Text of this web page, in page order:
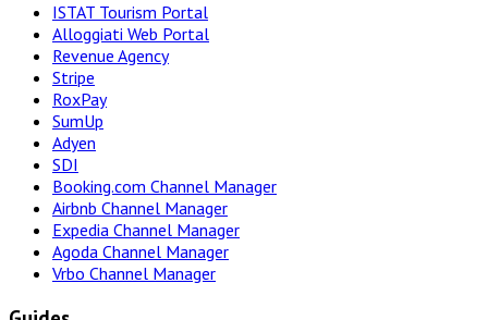
ISTAT Tourism Portal
Alloggiati Web Portal
Revenue Agency
Stripe
RoxPay
SumUp
Adyen
SDI
Booking.com Channel Manager
Airbnb Channel Manager
Expedia Channel Manager
Agoda Channel Manager
Vrbo Channel Manager